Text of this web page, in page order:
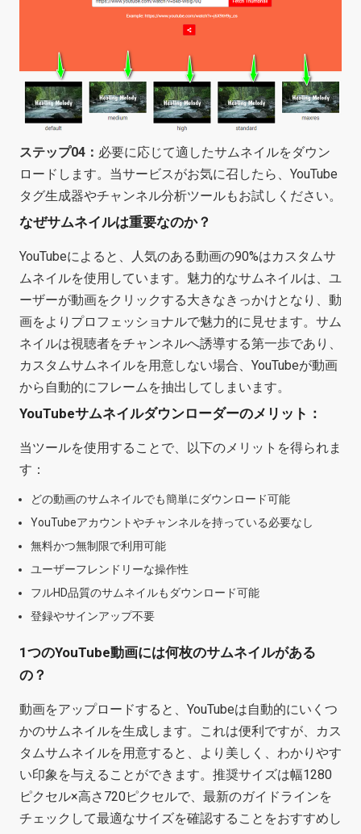
ステップ04： 必要に応じて適したサムネイルをダウン
ロードします。当サービスがお気に召したら、YouTube
タグ生成器やチャンネル分析ツールもお試しください。
なぜサムネイルは重要なのか？
YouTubeによると、人気のある動画の90%はカスタムサ
ムネイルを使用しています。魅力的なサムネイルは、ユ
ーザーが動画をクリックする大きなきっかけとなり、動
画をよりプロフェッショナルで魅力的に見せます。サム
ネイルは視聴者をチャンネルへ誘導する第一歩であり、
カスタムサムネイルを用意しない場合、YouTubeが動画
から自動的にフレームを抽出してしまいます。
YouTubeサムネイルダウンローダーのメリット：
当ツールを使用することで、以下のメリットを得られま
す：
どの動画のサムネイルでも簡単にダウンロード可能
YouTubeアカウントやチャンネルを持っている必要なし
無料かつ無制限で利用可能
ユーザーフレンドリーな操作性
フルHD品質のサムネイルもダウンロード可能
登録やサインアップ不要
1つのYouTube動画には何枚のサムネイルがある
の？
動画をアップロードすると、YouTubeは自動的にいくつ
かのサムネイルを生成します。これは便利ですが、カス
タムサムネイルを用意すると、より美しく、わかりやす
い印象を与えることができます。推奨サイズは幅1280
ピクセル×高さ720ピクセルで、最新のガイドラインを
チェックして最適なサイズを確認することをおすすめし